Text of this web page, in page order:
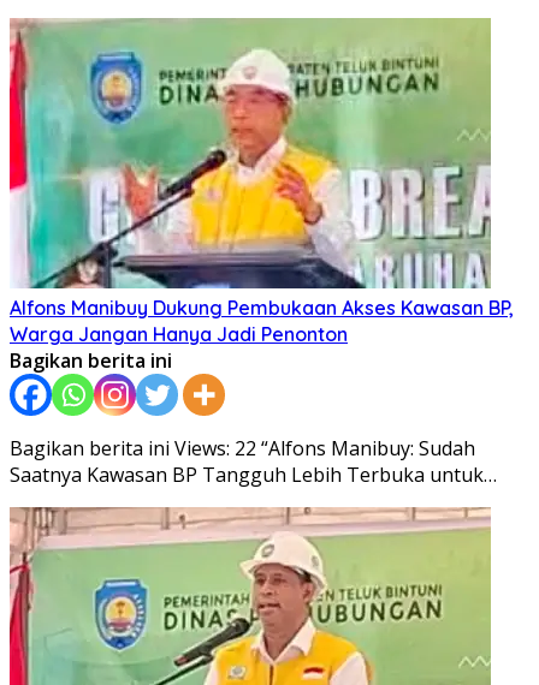
Alfons Manibuy Dukung Pembukaan Akses Kawasan BP,
Warga Jangan Hanya Jadi Penonton
Bagikan berita ini
Bagikan berita ini Views: 22 “Alfons Manibuy: Sudah
Saatnya Kawasan BP Tangguh Lebih Terbuka untuk…